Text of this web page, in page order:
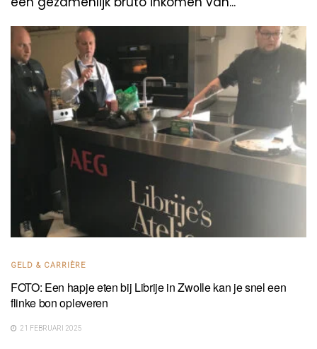
GELD & CARRIÈRE
FOTO: Een hapje eten bij Librije in Zwolle kan je snel een
flinke bon opleveren
21 FEBRUARI 2025